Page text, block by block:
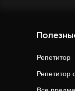
Репетитор
Репетитор